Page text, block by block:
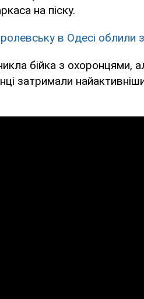
на піску.
в Одесі облили
бійка з охоронцями,
затримали